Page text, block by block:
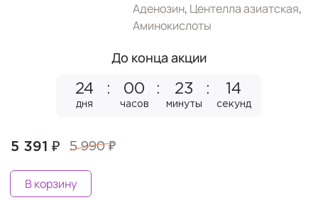
Аденозин, Центелла азиатская,
Аминокислоты
До конца акции
24
дня
00
часов
23
минуты
14
секунд
5 391 ₽ 5 990 ₽
В корзину